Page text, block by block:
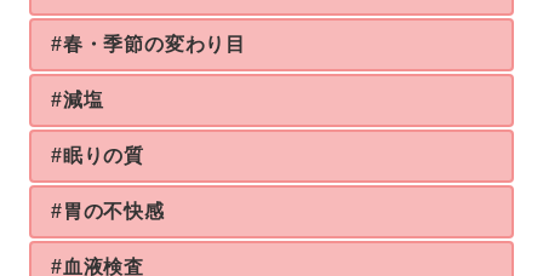
#春・季節の変わり目
#減塩
#眠りの質
#胃の不快感
#血液検査